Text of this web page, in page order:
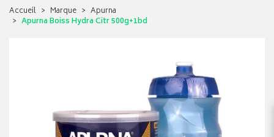
Accueil Marque
Apurna
Apurna Boiss Hydra Citr 500g+1bd